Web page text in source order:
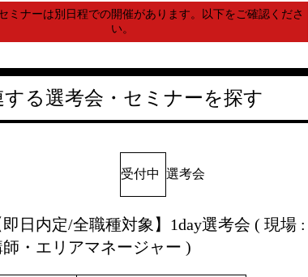
ミナーは別日程での開催があります。
以下をご確認くださ
い。
する選考会・セミナーを探す
受付中 選考会
即日内定/全職種対象】1day選考会 ( 現場
師・エリアマネージャー )